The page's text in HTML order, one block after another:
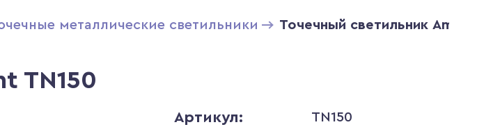
металлические светильники Точечный светильник
TN150
Артикул: TN150